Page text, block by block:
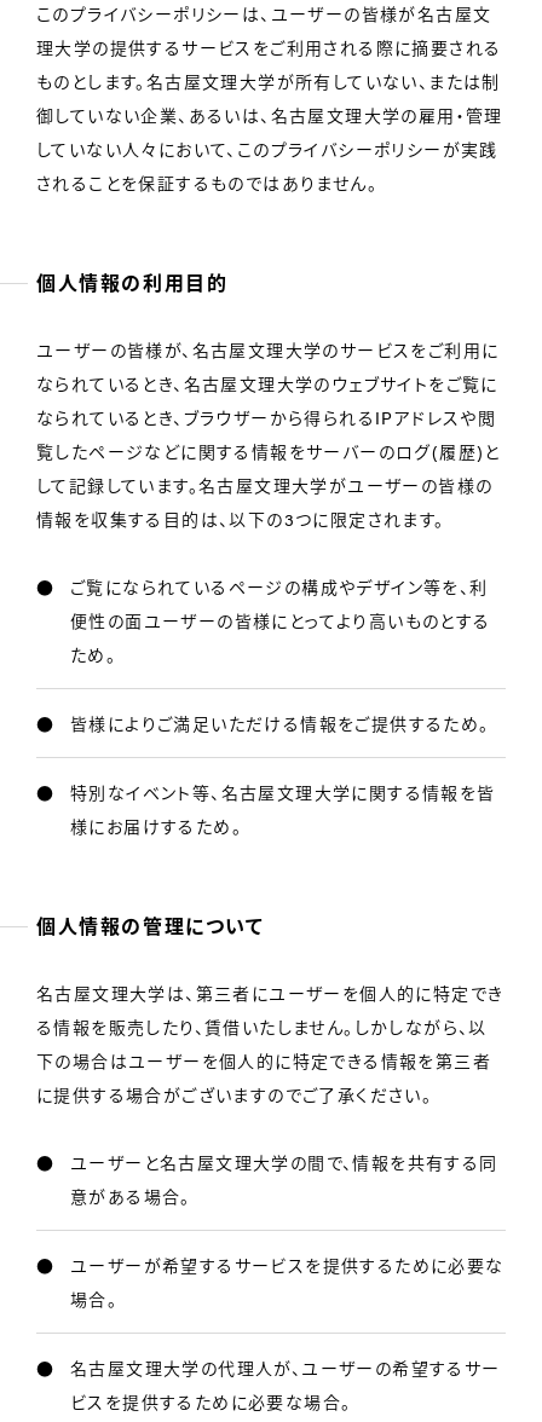
このプライバシーポリシーは、ユーザーの皆様が名古屋文
理大学の提供するサービスをご利用される際に摘要される
ものとします。名古屋文理大学が所有していない、または制
御していない企業、あるいは、名古屋文理大学の雇用・管理
していない人々において、このプライバシーポリシーが実践
されることを保証するものではありません。
個人情報の利用目的
ユーザーの皆様が、名古屋文理大学のサービスをご利用に
なられているとき、名古屋文理大学のウェブサイトをご覧に
なられているとき、ブラウザーから得られるIPアドレスや閲
覧したページなどに関する情報をサーバーのログ(履歴)と
して記録しています。名古屋文理大学がユーザーの皆様の
情報を収集する目的は、以下の3つに限定されます。
ご覧になられているページの構成やデザイン等を、利
便性の面ユーザーの皆様にとってより高いものとする
ため。
皆様によりご満足いただける情報をご提供するため。
特別なイベント等、名古屋文理大学に関する情報を皆
様にお届けするため。
個人情報の管理について
名古屋文理大学は、第三者にユーザーを個人的に特定でき
る情報を販売したり、賃借いたしません。しかしながら、以
下の場合はユーザーを個人的に特定できる情報を第三者
に提供する場合がございますのでご了承ください。
ユーザーと名古屋文理大学の間で、情報を共有する同
意がある場合。
ユーザーが希望するサービスを提供するために必要な
場合。
名古屋文理大学の代理人が、ユーザーの希望するサー
ビスを提供するために必要な場合。